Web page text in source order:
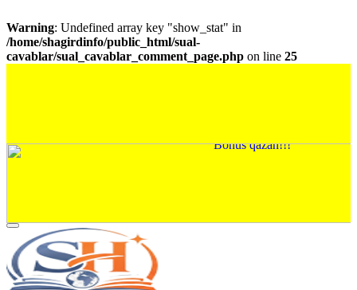
Warning: Undefined array key "show_stat" in
/home/shagirdinfo/public_html/sual-
cavablar/sual_cavablar_comment_page.php on line 25